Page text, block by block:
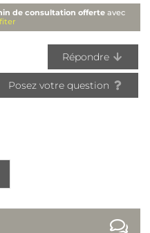
de consultation offerte avec
Répondre
Posez votre question